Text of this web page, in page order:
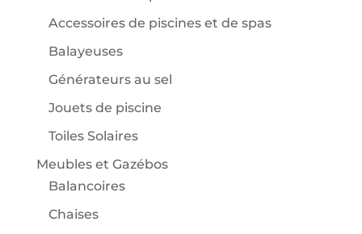
Accessoires de piscines et de spas
Balayeuses
Générateurs au sel
Jouets de piscine
Toiles Solaires
Meubles et Gazébos
Balancoires
Chaises